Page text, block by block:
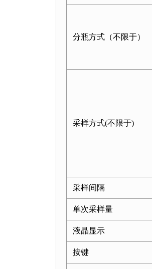
分瓶方式（不限于）
采样方式(不限于)
采样间隔
单次采样量
液晶显示
按键